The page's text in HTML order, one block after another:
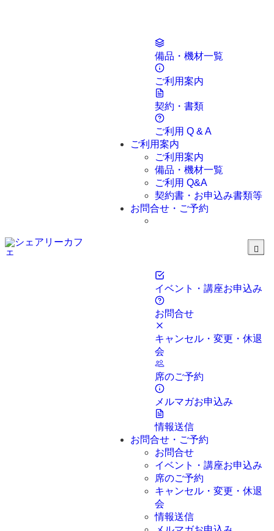
備品・機材一覧
ご利用案内
契約・書類
ご利用 Q & A
ご利用案内
ご利用案内
備品・機材一覧
ご利用 Q&A
契約書・お申込み書類等
お問合せ・ご予約
イベント・講座お申込み
お問合せ
キャンセル・変更・休退
会
席のご予約
メルマガお申込み
情報送信
お問合せ・ご予約
お問合せ
イベント・講座お申込み
席のご予約
キャンセル・変更・休退
会
情報送信